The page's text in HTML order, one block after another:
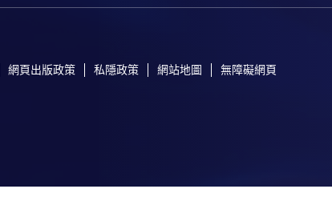
網頁出版政策 私隱政策 網站地圖 無障礙網頁